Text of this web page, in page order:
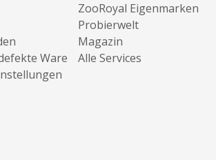
Ware
ZooRoyal Eigenmarken
Probierwelt
Magazin
Alle Services